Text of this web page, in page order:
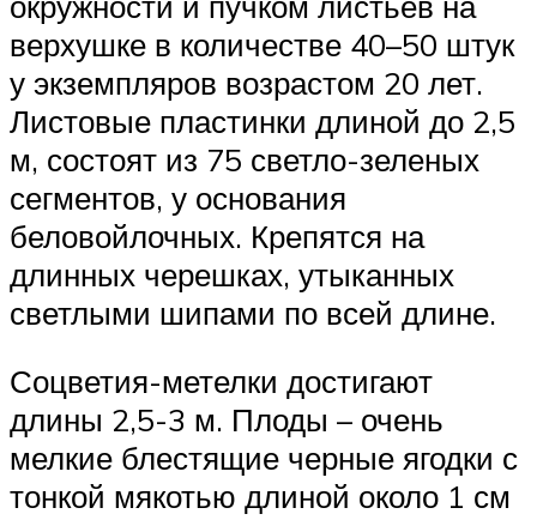
верхушке в количестве 40–50 штук
у экземпляров возрастом 20 лет.
Листовые пластинки длиной до 2,5
м, состоят из 75 светло-зеленых
сегментов, у основания
беловойлочных. Крепятся на
длинных черешках, утыканных
светлыми шипами по всей длине.
Соцветия-метелки достигают
длины 2,5-3 м. Плоды – очень
мелкие блестящие черные ягодки с
тонкой мякотью длиной около 1 см